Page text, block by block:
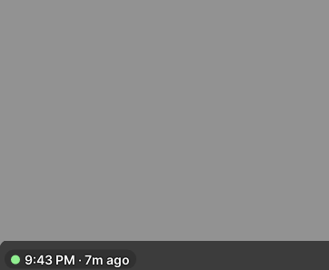
9:43 PM · 7m ago